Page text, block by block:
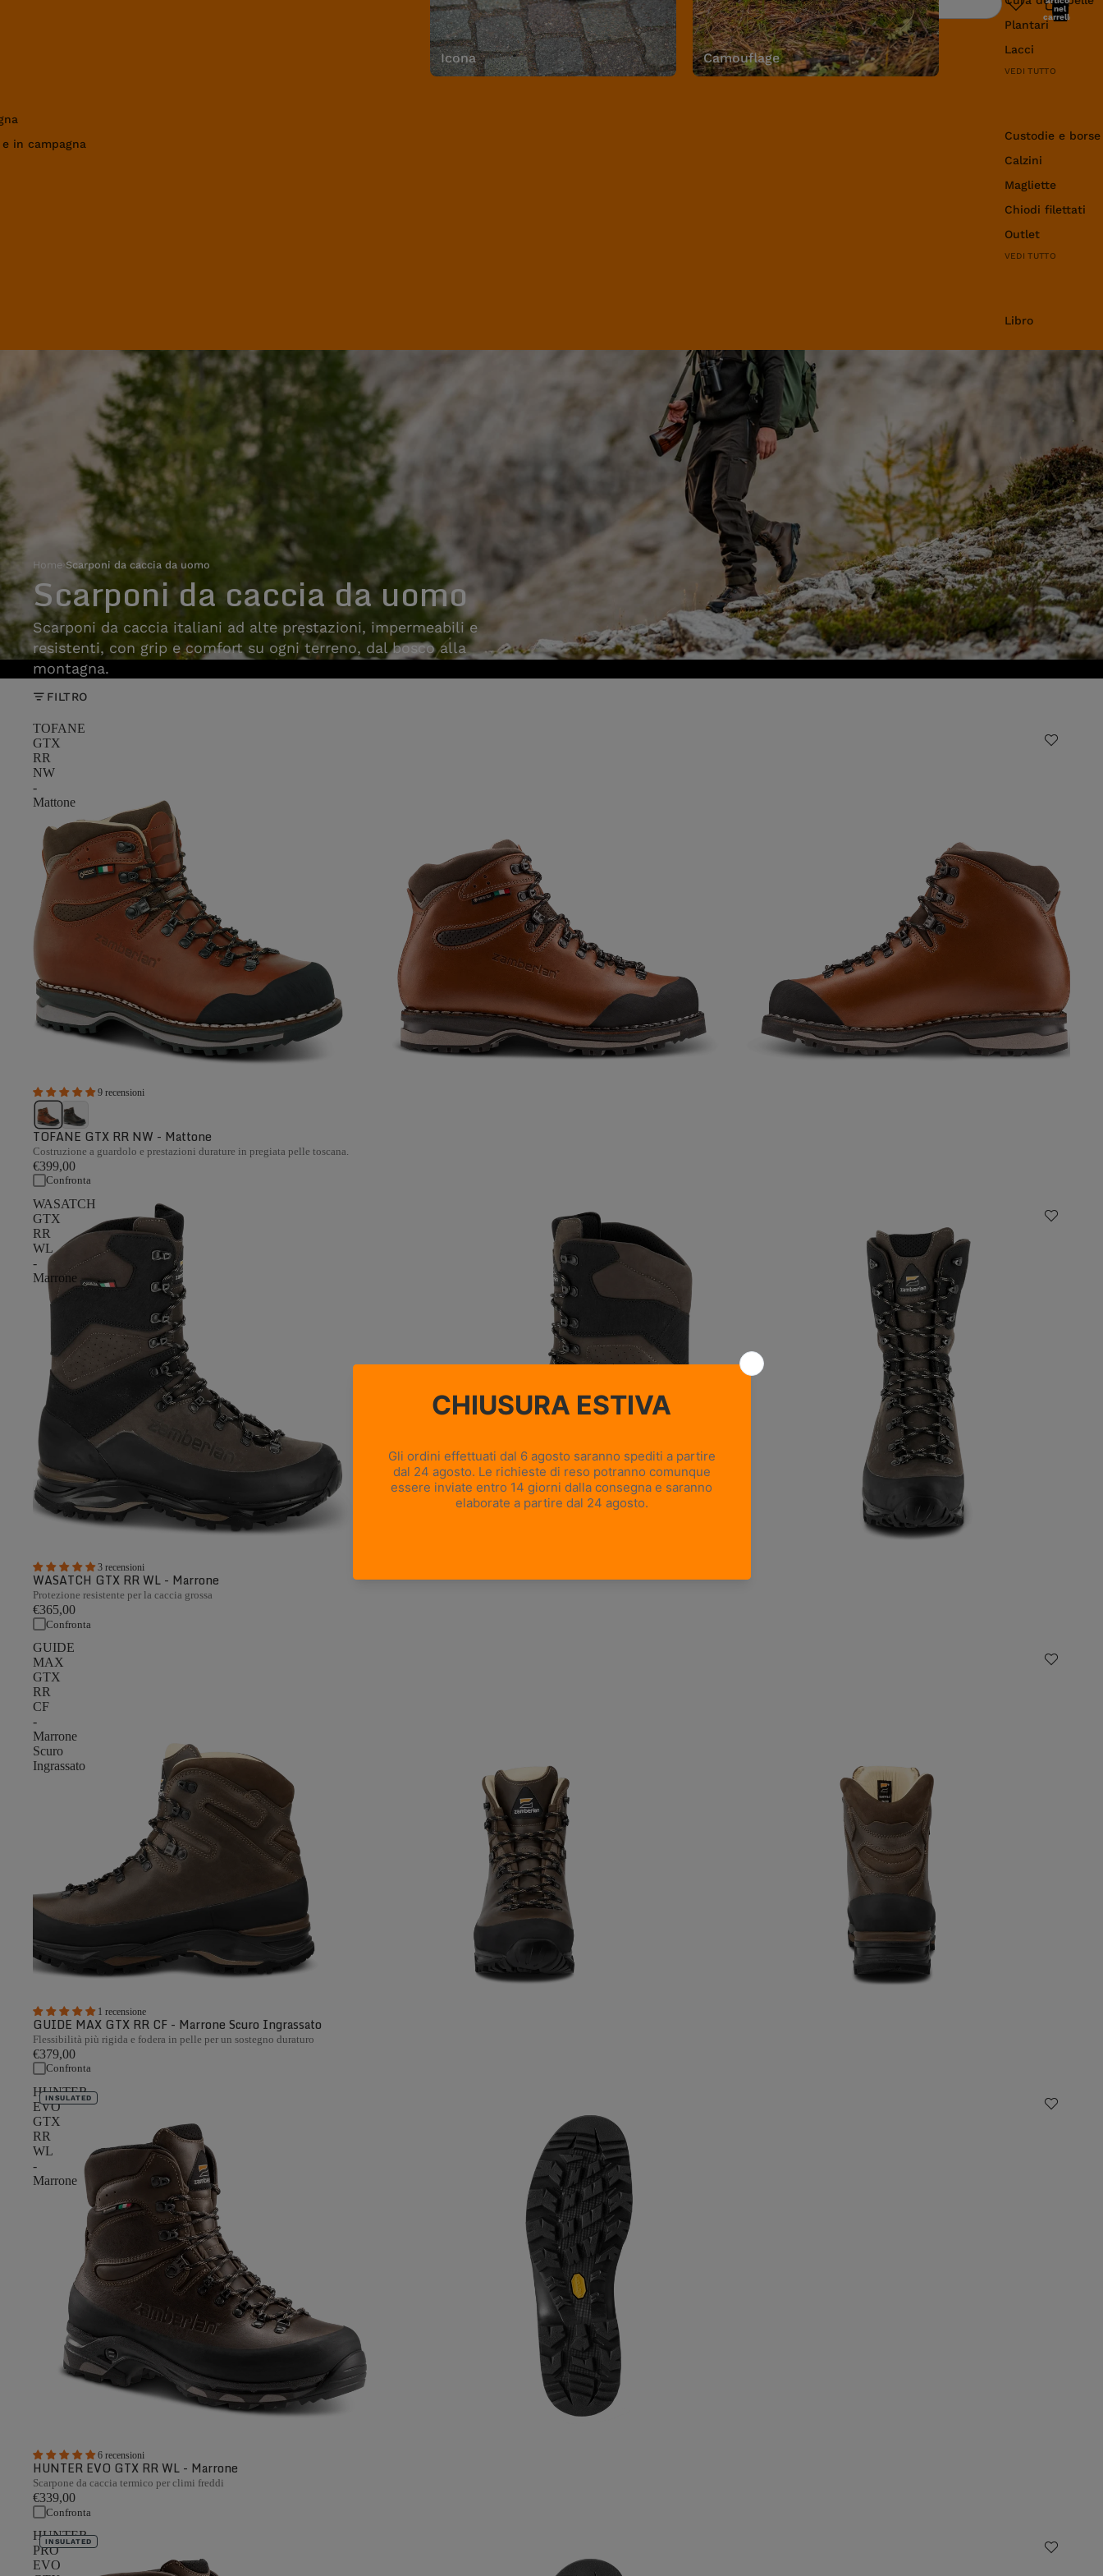
in campagna
Icona Camouflage
Plantari
Lacci
VEDI TUTTO
Custodie e
Calzini
Magliette
Chiodi filettati
Outlet
VEDI TUTTO
Libro
Ricerca
nel
carrello:
Home›Scarponi da caccia da uomo
Scarponi da caccia da uomo
Scarponi da caccia italiani ad alte prestazioni, impermeabili e
resistenti, con grip e comfort su ogni terreno, dal bosco alla
montagna.
FILTRO
TOFANE
GTX
RR
NW
-
Mattone
9 recensioni
TOFANE GTX RR NW - Mattone
Costruzione a guardolo e prestazioni durature in pregiata pelle toscana.
€399,00
Confronta
WASATCH
GTX
RR
WL
-
Marrone
3 recensioni
WASATCH GTX RR WL - Marrone
Protezione resistente per la caccia grossa
€365,00
Confronta
GUIDE
MAX
GTX
RR
CF
-
Marrone
Scuro
Ingrassato
1 recensione
GUIDE MAX GTX RR CF - Marrone Scuro Ingrassato
Flessibilità più rigida e fodera in pelle per un sostegno duraturo
€379,00
Confronta
HUNTER
EVO
GTX
RR
WL
-
Marrone
6 recensioni
INSULATED
HUNTER EVO GTX RR WL - Marrone
Scarpone da caccia termico per climi freddi
€339,00
Confronta
HUNTER
PRO
EVO
INSULATED